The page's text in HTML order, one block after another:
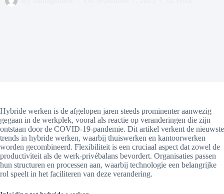
Hybride werken is de afgelopen jaren steeds prominenter aanwezig
gegaan in de werkplek, vooral als reactie op veranderingen die zijn
ontstaan door de COVID-19-pandemie. Dit artikel verkent de nieuwste
trends in hybride werken, waarbij thuiswerken en kantoorwerken
worden gecombineerd. Flexibiliteit is een cruciaal aspect dat zowel de
productiviteit als de werk-privébalans bevordert. Organisaties passen
hun structuren en processen aan, waarbij technologie een belangrijke
rol speelt in het faciliteren van deze verandering.